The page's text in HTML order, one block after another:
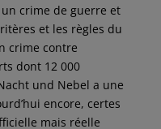
crime de guerre et
et les règles du
crime contre
dont 12 000
und Nebel a une
encore, certes
mais réelle